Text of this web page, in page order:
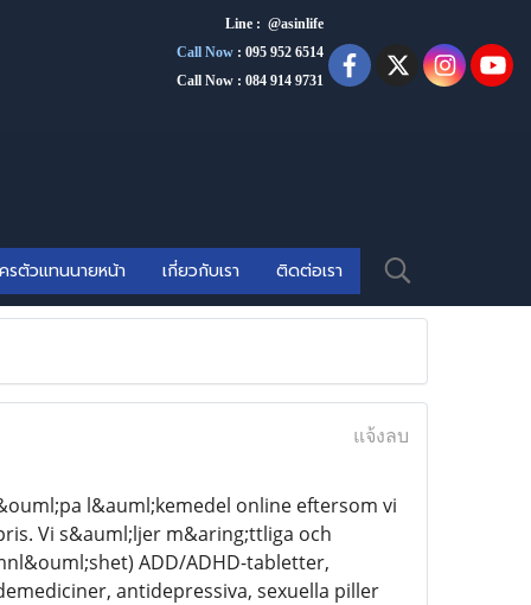
Line : @asinlife
Call Now : 095 952 6514
Call Now : 084 914 9731
รตัวแทนนายหน้า เกี่ยวกับเรา ติดต่อเรา
แจ้งลบ
l&auml;kemedel online eftersom vi
Vi s&auml;ljer m&aring;ttliga och
ADD/ADHD-tabletter,
antidepressiva, sexuella piller